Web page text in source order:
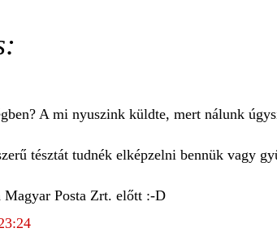
A mi nyuszink küldte, mert nálunk
tésztát tudnék elképzelni bennük vagy
Magyar Posta Zrt. előtt :-D